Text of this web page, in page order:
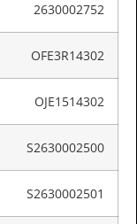
2630002752
OFE3R14302
OJE1514302
S2630002500
S2630002501